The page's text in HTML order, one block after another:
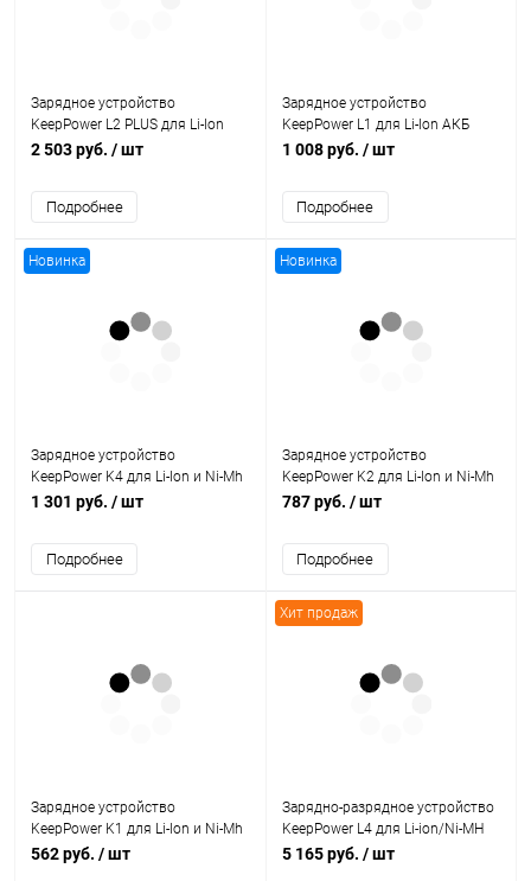
Зарядное устройство
KeepPower L2 PLUS для Li-Ion
АКБ (USB)
2 503 руб. / шт
Подробнее
Зарядное устройство
KeepPower L1 для Li-Ion АКБ
(USB)
1 008 руб. / шт
Подробнее
Новинка
Зарядное устройство
KeepPower K4 для Li-Ion и Ni-Mh
АКБ (USB)
1 301 руб. / шт
Подробнее
Новинка
Зарядное устройство
KeepPower K2 для Li-Ion и Ni-Mh
АКБ (USB)
787 руб. / шт
Подробнее
Зарядное устройство
KeepPower K1 для Li-Ion и Ni-Mh
АКБ (USB)
562 руб. / шт
Хит продаж
Зарядно-разрядное устройство
KeepPower L4 для Li-ion/Ni-MH
аккумуляторов
5 165 руб. / шт